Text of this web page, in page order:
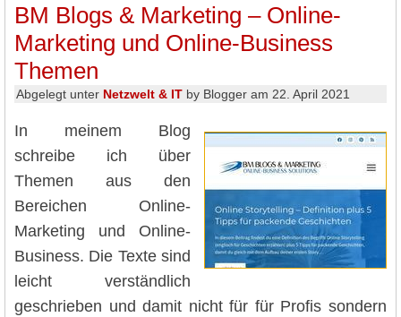
BM Blogs & Marketing – Online-
Marketing und Online-Business
Themen
Abgelegt unter Netzwelt & IT by Blogger am 22. April 2021
In meinem Blog
schreibe ich über
Themen aus den
Bereichen Online-
Marketing und Online-
Business. Die Texte sind
leicht verständlich
geschrieben und damit nicht für für Profis sondern